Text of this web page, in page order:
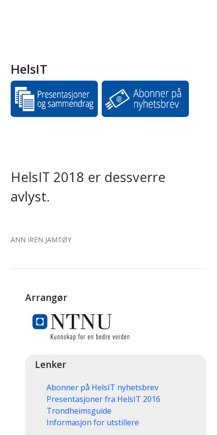
HelsIT
HelsIT 2018 er dessverre
avlyst.
ANN IREN JAMTØY
Arrangør
Lenker
Abonner på HelsIT nyhetsbrev
Presentasjoner fra HelsIT 2016
Trondheimsguide
Informasjon for utstillere